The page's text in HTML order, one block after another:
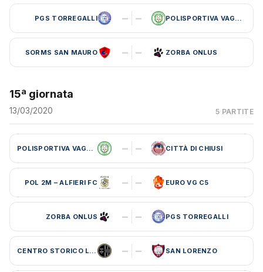
PGS TORREGALLI – – POLISPORTIVA VAGLIA
SORMS SAN MAURO – – ZORBA ONLUS
15ª giornata
13/03/2020 5 PARTITE
POLISPORTIVA VAGLIA – – CITTÀ DI CHIUSI
POL 2M – ALFIERI FC – – EURO VG C5
ZORBA ONLUS – – PGS TORREGALLI
CENTRO STORICO LEBOWSKI – – SAN LORENZO